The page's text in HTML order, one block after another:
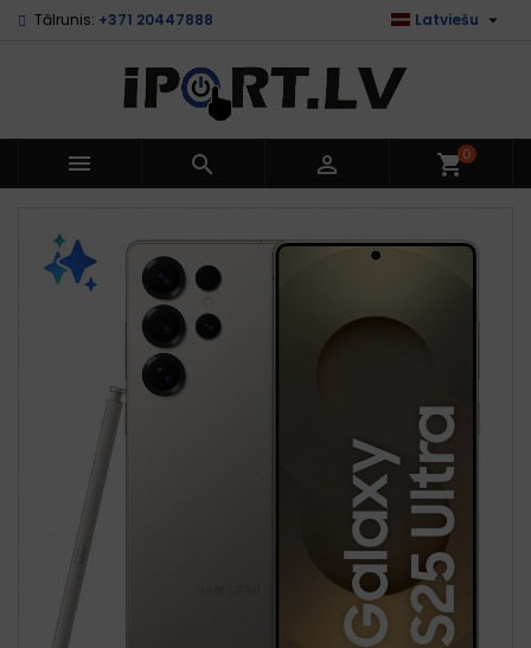
Tālrunis: +371 20447888 Latviešu 
   shopping_cart0